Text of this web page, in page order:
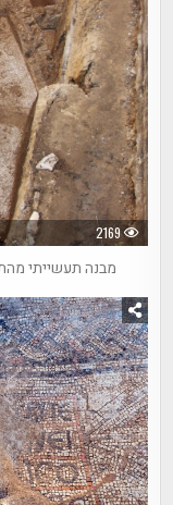
2169
מבנה תעשייתי